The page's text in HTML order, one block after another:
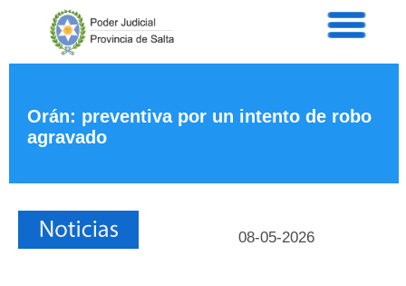
Servicios
Orán: preventiva por un intento de robo
agravado
08-05-2026